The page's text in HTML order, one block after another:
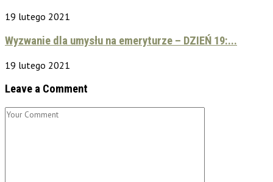
19 lutego 2021
Wyzwanie dla umysłu na emeryturze – DZIEŃ 19:...
19 lutego 2021
Leave a Comment